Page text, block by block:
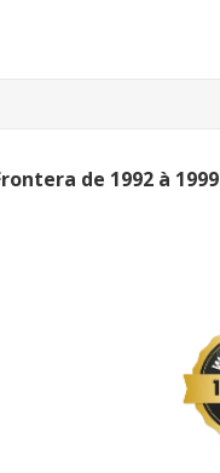
de 1992 à 1999